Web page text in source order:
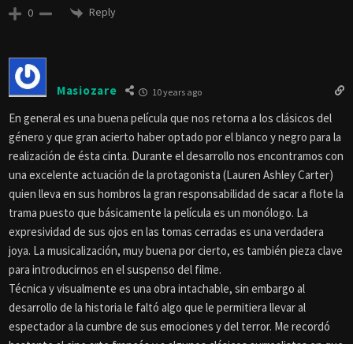
En la boca de la locura
película checa: The Cremator (1969) “Spalovac mrtvol”. En maravilloso
blanco y negro! Eso es un clásico retorcido!
0 Reply
Masiozare 10 years ago
En general es una buena película que nos retorna a los clásicos del
género y que gran acierto haber optado por el blanco y negro para la
realización de ésta cinta. Durante el desarrollo nos encontramos con
una excelente actuación de la protagonista (Lauren Ashley Carter)
quien lleva en sus hombros la gran responsabilidad de sacar a flote la
trama puesto que básicamente la película es un monólogo. La
expresividad de sus ojos en las tomas cerradas es una verdadera